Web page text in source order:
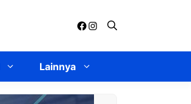
Facebook
Instagram
Lainnya